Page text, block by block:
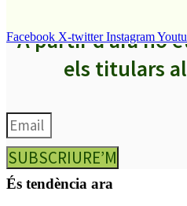
Facebook X-twitter Instagram
A partir d’ara no
els titulars
SUBSCRIURE’M
És tendència ara